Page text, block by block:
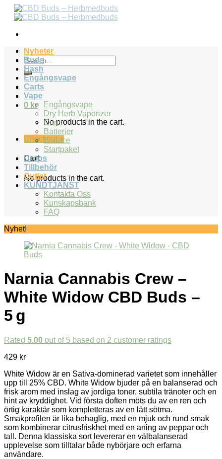
Skip
Search
for:
0 kr
No products in the cart.
Checkout +
Cart
No products in the cart.
Nyheter
Buds
Hash
Engångsvape
Carts
Vape
Engångsvape
Dry Herb Vaporizer
Carts
Batterier
E-Juice
Startpaket
Drops
Tillbehör
Outlet
KUNDTJÄNST
Kontakta Oss
Kunskapsbank
FAQ
Nyhet!
Narnia Cannabis Crew –
White Widow CBD Buds –
5 g
Rated 5.00 out of 5 based on 2 customer ratings
429 kr
White Widow är en Sativa-dominerad varietet som innehåller
upp till 25% CBD. White Widow bjuder på en balanserad och
frisk arom med inslag av jordiga toner, subtila tränoter och en
hint av kryddighet. Vid första doften möts du av en ren och
örtig karaktär som kompletteras av en lätt sötma.
Smakprofilen är lika behaglig, med en mjuk och rund smak
som kombinerar citrusfriskhet med en aning av peppar och
tall. Denna klassiska sort levererar en välbalanserad
upplevelse som tilltalar både nybörjare och erfarna
användare.